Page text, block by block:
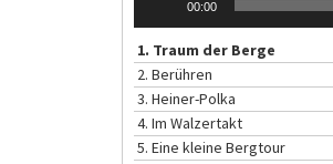
00:00
1. Traum der Berge
2.Berühren
3.Heiner-Polka
4.Im Walzertakt
5.Eine kleine Bergtour